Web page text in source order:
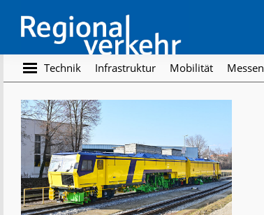
main
content
footer
Regionalverkehr
Die
Fachzeitschrift
den
Öffentlichen
Personennahverkehr
Technik Infrastruktur Mobilität Messen